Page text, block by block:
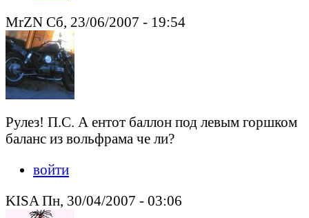
MrZN Сб, 23/06/2007 - 19:54
Рулез! П.С. А ентот баллон под левым горшком
баланс из вольфрама че ли?
войти
KISA Пн, 30/04/2007 - 03:06